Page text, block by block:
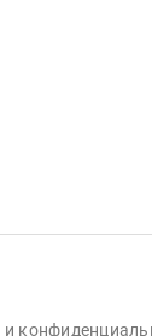
и